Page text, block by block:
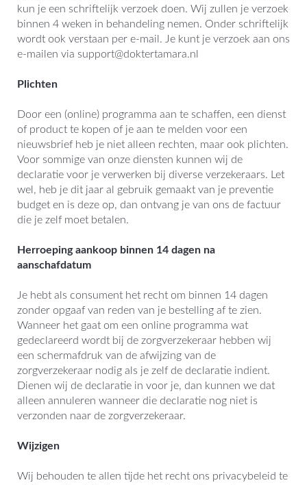
kun je een schriftelijk verzoek doen. Wij zullen je verzoek
binnen 4 weken in behandeling nemen. Onder schriftelijk
wordt ook verstaan per e-mail. Je kunt je verzoek aan ons
e-mailen via support@doktertamara.nl
Plichten
Door een (online) programma aan te schaffen, een dienst
of product te kopen of je aan te melden voor een
nieuwsbrief heb je niet alleen rechten, maar ook plichten.
Voor sommige van onze diensten kunnen wij de
declaratie voor je verwerken bij diverse verzekeraars. Let
wel, heb je dit jaar al gebruik gemaakt van je preventie
budget en is deze op, dan ontvang je van ons de factuur
die je zelf moet betalen.
Herroeping aankoop binnen 14 dagen na
aanschafdatum
Je hebt als consument het recht om binnen 14 dagen
zonder opgaaf van reden van je bestelling af te zien.
Wanneer het gaat om een online programma wat
gedeclareerd wordt bij de zorgverzekeraar hebben wij
een schermafdruk van de afwijzing van de
zorgverzekeraar nodig als je zelf de declaratie indient.
Dienen wij de declaratie in voor je, dan kunnen we dat
alleen annuleren wanneer die declaratie nog niet is
verzonden naar de zorgverzekeraar.
Wijzigen
Wij behouden te allen tijde het recht ons privacybeleid te